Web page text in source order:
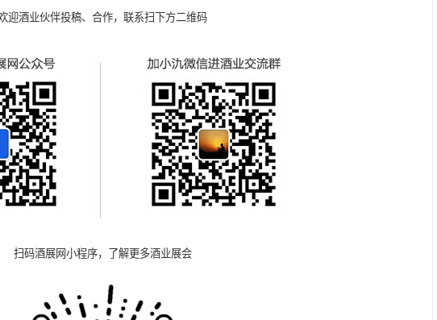
迎酒业伙伴投稿、合作，联系扫下方二维码
扫码酒展网小程序，了解更多酒业展会